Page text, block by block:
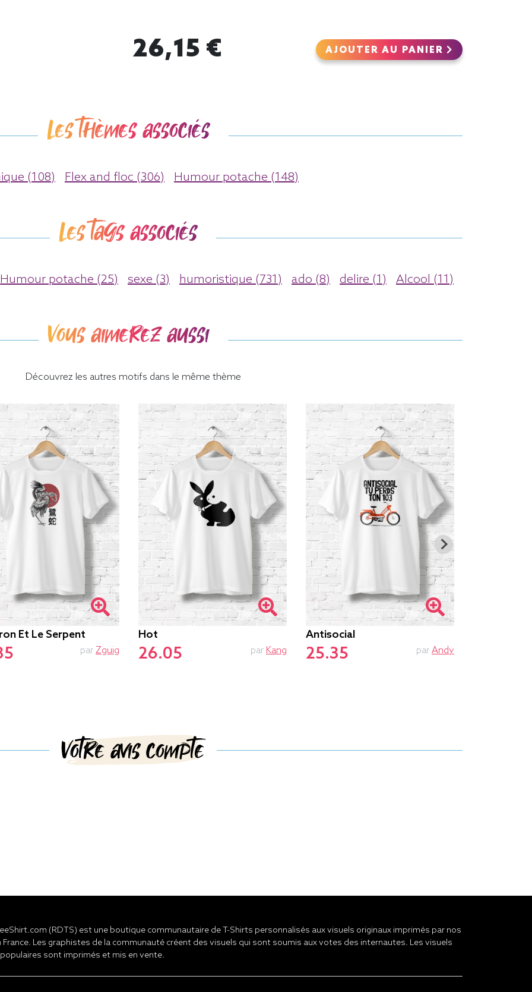
26,15 € AJOUTER AU PANIER
Les thèmes associés
(108) Flex and floc (306) Humour potache (148)
Les tags associés
Humour potache (25) sexe (3) humoristique (731) ado (8) delire (1) Alcool (11)
Vous aimerez aussi
Découvrez les autres motifs dans le même thème
Et Le Serpent
par Zguig
Hot
26.05 par Kang
Antisocial
25.35 par Andy
Votre avis compte
(RDTS) est une boutique communautaire de T-Shirts personnalisés aux visuels originaux imprimés par nos
France. Les graphistes de la communauté créent des visuels qui sont soumis aux votes des internautes. Les visuels
sont imprimés et mis en vente.